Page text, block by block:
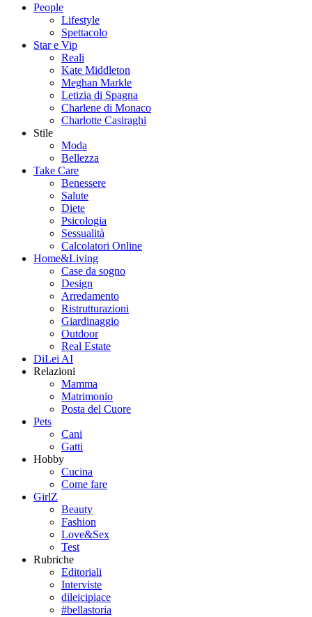
People
Lifestyle
Spettacolo
Star e Vip
Reali
Kate Middleton
Meghan Markle
Letizia di Spagna
Charlene di Monaco
Charlotte Casiraghi
Stile
Moda
Bellezza
Take Care
Benessere
Salute
Diete
Psicologia
Sessualità
Calcolatori Online
Home&Living
Case da sogno
Design
Arredamento
Ristrutturazioni
Giardinaggio
Outdoor
Real Estate
DiLei AI
Relazioni
Mamma
Matrimonio
Posta del Cuore
Pets
Cani
Gatti
Hobby
Cucina
Come fare
GirlZ
Beauty
Fashion
Love&Sex
Test
Rubriche
Editoriali
Interviste
dileicipiace
#bellastoria